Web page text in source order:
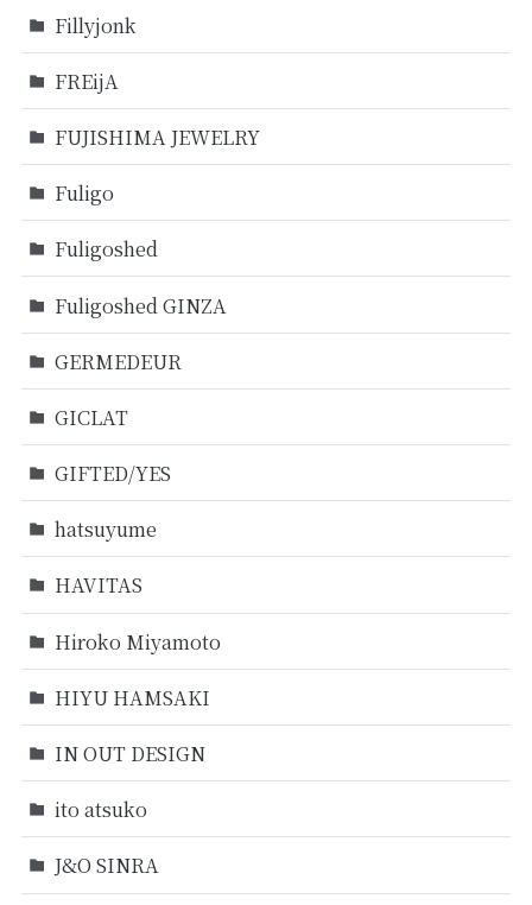
Fillyjonk
FREijA
FUJISHIMA JEWELRY
Fuligo
Fuligoshed
Fuligoshed GINZA
GERMEDEUR
GICLAT
GIFTED/YES
hatsuyume
HAVITAS
Hiroko Miyamoto
HIYU HAMSAKI
IN OUT DESIGN
ito atsuko
J&O SINRA